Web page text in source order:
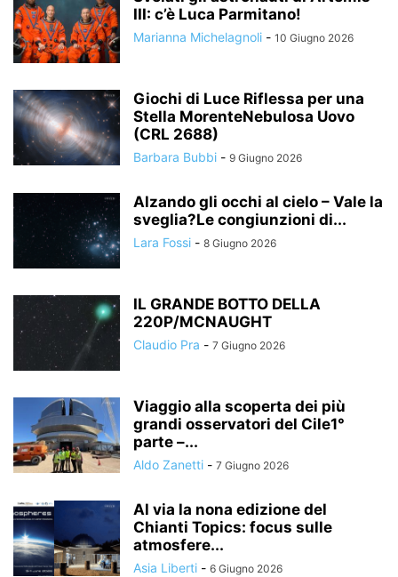
III: c’è Luca Parmitano!
Marianna Michelagnoli - 10 Giugno 2026
Giochi di Luce Riflessa per una
Stella MorenteNebulosa Uovo
(CRL 2688)
Barbara Bubbi - 9 Giugno 2026
Alzando gli occhi al cielo – Vale la
sveglia?Le congiunzioni di...
Lara Fossi - 8 Giugno 2026
IL GRANDE BOTTO DELLA
220P/MCNAUGHT
Claudio Pra - 7 Giugno 2026
Viaggio alla scoperta dei più
grandi osservatori del Cile1°
parte –...
Aldo Zanetti - 7 Giugno 2026
Al via la nona edizione del
Chianti Topics: focus sulle
atmosfere...
Asia Liberti - 6 Giugno 2026